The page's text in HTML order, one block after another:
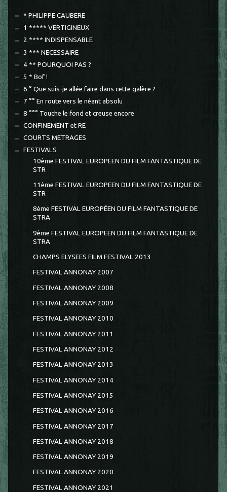
* PHILIPPE CAUBERE
1 ***** VERTIGINEUX
2 **** INDISPENSABLE
3 *** NECESSAIRE
4 ** POURQUOI PAS ?
5 * Bof !
6 ° Que suis-je allée faire dans cette galère ?
7 °° En route vers le néant absolu
8 °°° Touche le fond et creuse encore
CONFINEMENT et RE
COURTS METRAGES
FESTIVALS
10ème FESTIVAL EUROPEEN DU FILM FANTASTIQUE DE
STR
11ème FESTIVAL EUROPEEN DU FILM FANTASTIQUE DE
STR
8ème FESTIVAL EUROPÉEN DU FILM FANTASTIQUE DE
STRA
9ème FESTIVAL EUROPEEN DU FILM FANTASTIQUE DE
STRA
CHAMPS ELYSEES FILM FESTIVAL 2013
FESTIVAL ANNONAY 2007
FESTIVAL ANNONAY 2008
FESTIVAL ANNONAY 2009
FESTIVAL ANNONAY 2010
FESTIVAL ANNONAY 2011
FESTIVAL ANNONAY 2012
FESTIVAL ANNONAY 2013
FESTIVAL ANNONAY 2014
FESTIVAL ANNONAY 2015
FESTIVAL ANNONAY 2016
FESTIVAL ANNONAY 2017
FESTIVAL ANNONAY 2018
FESTIVAL ANNONAY 2019
FESTIVAL ANNONAY 2020
FESTIVAL ANNONAY 2021